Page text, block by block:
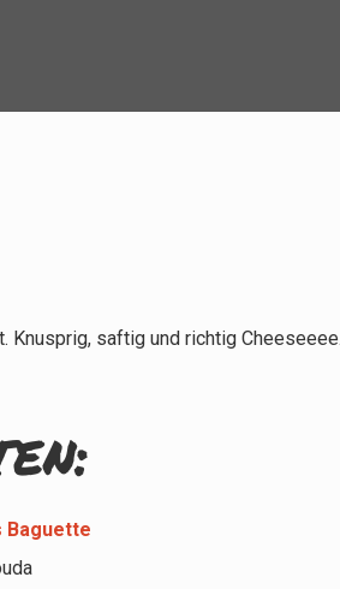
saftig und richtig
Baguette